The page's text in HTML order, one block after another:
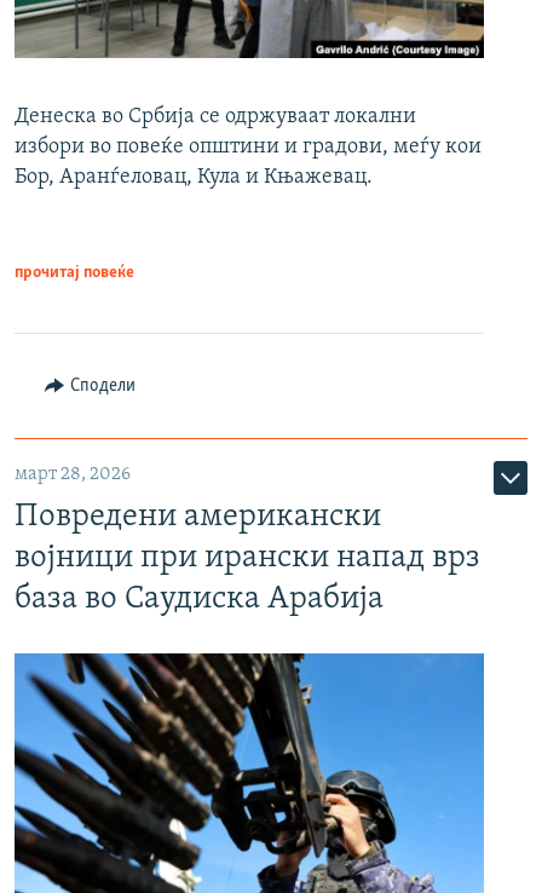
Денеска во Србија се одржуваат локални
избори во повеќе општини и градови, меѓу кои
Бор, Аранѓеловац, Кула и Књажевац.
прочитај повеќе
Сподели
март 28, 2026
Повредени американски
војници при ирански напад врз
база во Саудиска Арабија